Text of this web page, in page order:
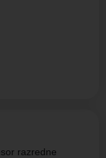
razredne